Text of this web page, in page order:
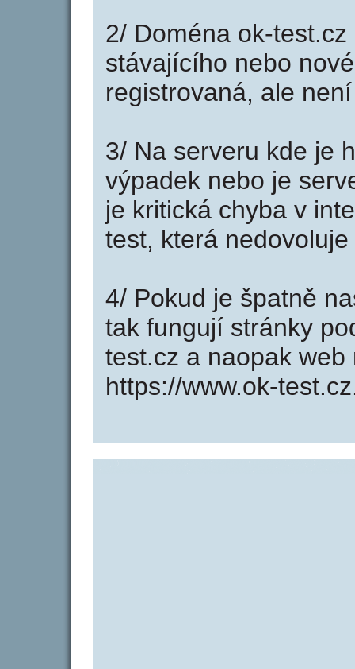
2/ Doména ok-
stávajícího nebo
registrovaná, ale
3/ Na serveru kde je
výpadek nebo je
je kritická chyba v
test, která
4/ Pokud je špatně
tak fungují stránky
test.cz a naopak
https://www.ok-